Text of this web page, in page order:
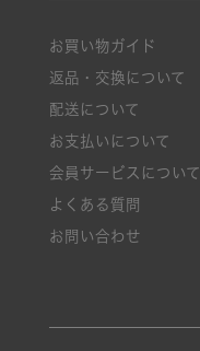
お買い物ガイド
返品・交換について
配送について
お支払いについて
会員サービスについて
よくある質問
お問い合わせ